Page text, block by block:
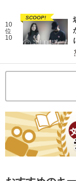
10
位
10
SCOOP!